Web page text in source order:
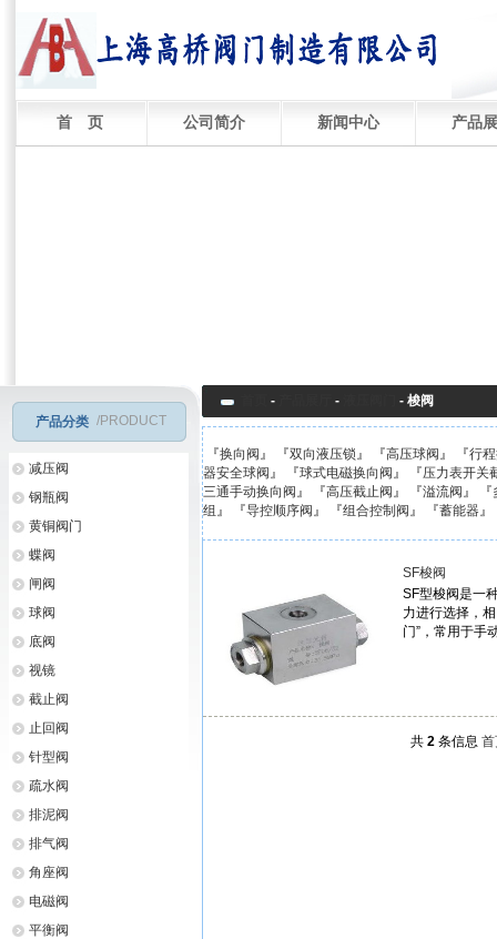
首 页 公司简介 新闻中心 产品
产品分类 /PRODUCT
减压阀
钢瓶阀
黄铜阀门
蝶阀
闸阀
球阀
底阀
视镜
截止阀
止回阀
针型阀
疏水阀
排泥阀
排气阀
角座阀
电磁阀
平衡阀
- - - 梭阀
『换向阀 』 『双向液压锁』 『高压球阀 』 『行
器安全球阀 』 『球式电磁换向阀 』 『压力表开关
三通手动换向阀 』 『高压截止阀 』 『溢流阀 』 『
组 』 『导控顺序阀 』 『组合控制阀 』 『蓄能器』
SF梭阀
SF型梭阀是一
力进行选择，
门”，常用于手
共 2 条信息